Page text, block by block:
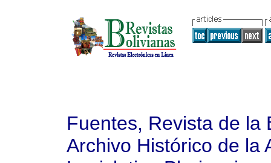
Fuentes, Revista de la
Archivo Histórico de la